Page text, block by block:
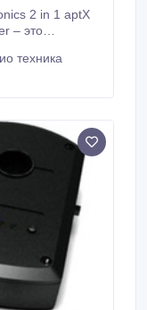
2 in 1 aptX
– это
2 в 1
техника